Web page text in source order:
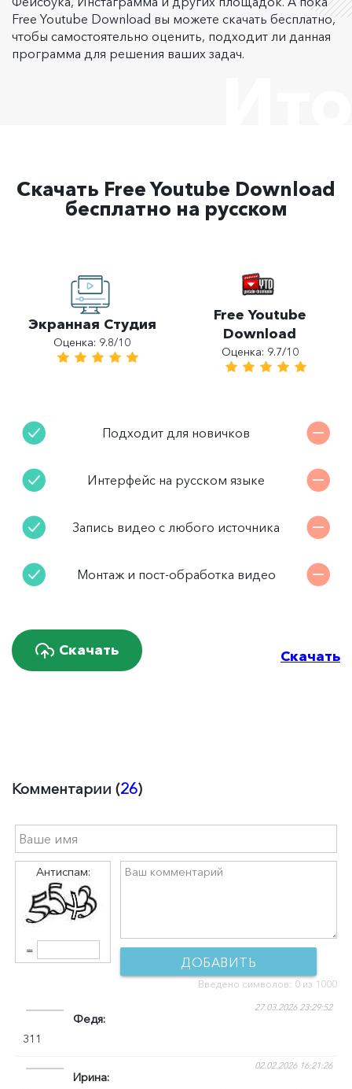
Free Youtube Download вы можете скачать бесплатно,
чтобы самостоятельно оценить, подходит ли данная
программа для решения ваших задач.
Скачать Free Youtube Download
бесплатно на русском
Экранная Студия
Оценка: 9.8/10
Free Youtube
Download
Оценка: 9.7/10
Подходит для новичков
Интерфейс на русском языке
Запись видео с любого источника
Монтаж и пост-обработка видео
Скачать Скачать
Комментарии (26)
Антиспам:
=
ДОБАВИТЬ
КОММЕНТАРИЙ
Введено символов: 0 из 1000
Федя
27.03.2026 23:29:52
311
Ирина
02.02.2026 16:21:26